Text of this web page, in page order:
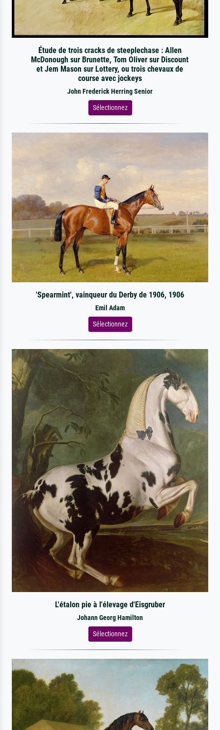
Étude de trois cracks de steeplechase : Allen
McDonough sur Brunette, Tom Oliver sur Discount
et Jem Mason sur Lottery, ou trois chevaux de
course avec jockeys
John Frederick Herring Senior
Sélectionnez
'Spearmint', vainqueur du Derby de 1906, 1906
Emil Adam
Sélectionnez
L'étalon pie à l'élevage d'Eisgruber
Johann Georg Hamilton
Sélectionnez